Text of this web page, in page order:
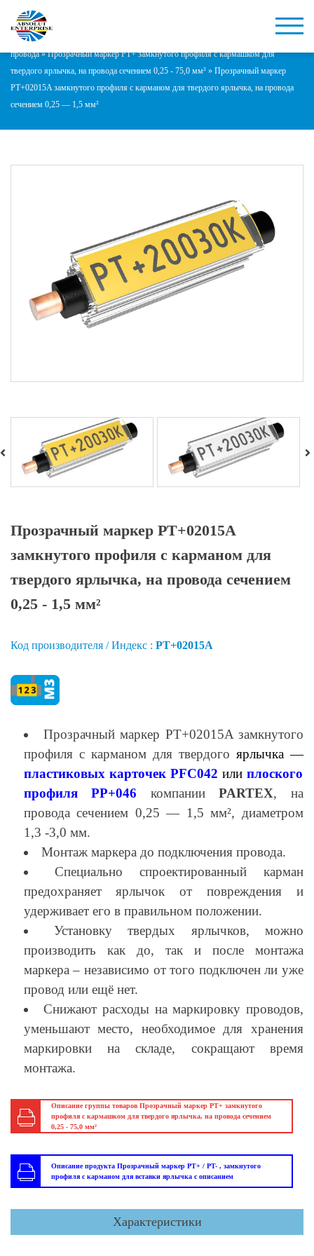
Главная»
Маркеры на
провода»Прозрачный маркер PT+ замкнутого профиля с кармашком для
твердого ярлычка, на провода сечением 0,25 - 75,0 мм² » Прозрачный маркер
PT+02015A замкнутого профиля с карманом для твердого ярлычка, на провода
сечением 0,25 — 1,5 мм²
Прозрачный маркер PT+02015A
замкнутого профиля с карманом для
твердого ярлычка, на провода сечением
0,25 - 1,5 мм²
Код производителя / Индекс : PT+02015A
Прозрачный маркер PT+02015A замкнутого
профиля с карманом для твердого ярлычка —
пластиковых карточек PFC042 или плоского
профиля PP+046 компанииPARTEX, на
провода сечением 0,25 — 1,5 мм², диаметром
1,3 -3,0 мм.
Монтаж маркера до подключения провода.
Специально спроектированный карман
предохраняет ярлычок от повреждения и
удерживает его в правильном положении.
Установку твердых ярлычков, можно
производить как до, так и после монтажа
маркера – независимо от того подключен ли уже
провод или ещё нет.
Снижают расходы на маркировку проводов,
уменьшают место, необходимое для хранения
маркировки на складе, сокращают время
монтажа.
Описание группы товаров Прозрачный маркер PT+ замкнутого
профиля с кармашком для твердого ярлычка, на провода сечением
0,25 - 75,0 мм²
Описание продукта Прозрачный маркер PT+ / PT- , замкнутого
профиля с карманом для вставки ярлычка с описанием
Характеристики